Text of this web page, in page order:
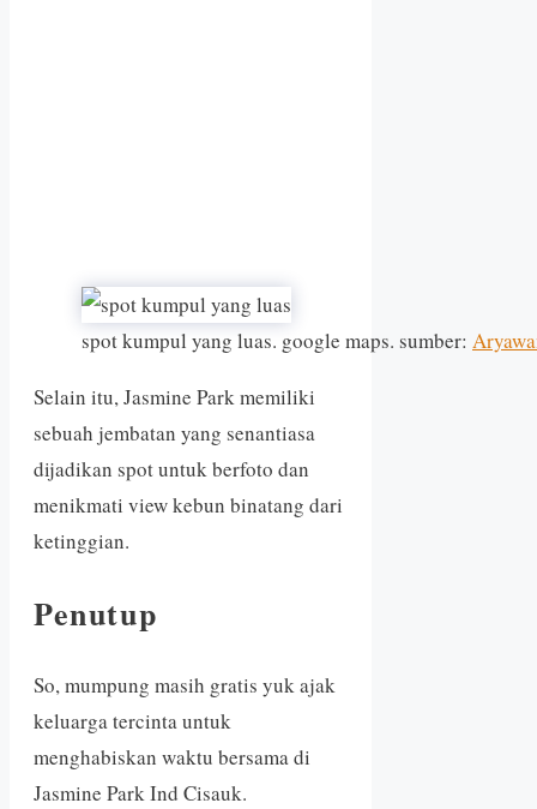
spot kumpul yang luas. google maps. sumber:
Selain itu, Jasmine Park memiliki
sebuah jembatan yang senantiasa
dijadikan spot untuk berfoto dan
menikmati view kebun binatang dari
ketinggian.
Penutup
So, mumpung masih gratis yuk ajak
keluarga tercinta untuk
menghabiskan waktu bersama di
Jasmine Park Ind Cisauk.